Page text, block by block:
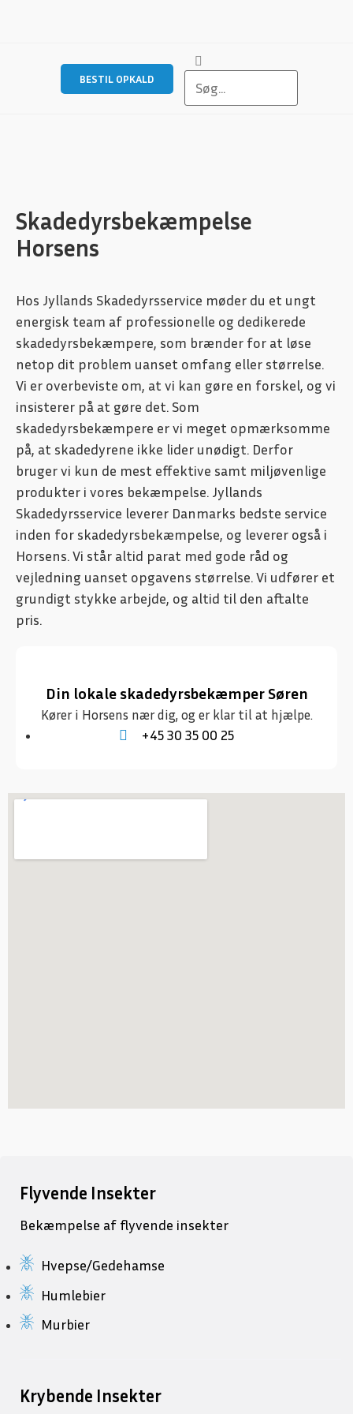
BESTIL OPKALD
Skadedyrsbekæmpelse
Horsens
Hos Jyllands Skadedyrsservice møder du et ungt
energisk team af professionelle og dedikerede
skadedyrsbekæmpere, som brænder for at løse
netop dit problem uanset omfang eller størrelse.
Vi er overbeviste om, at vi kan gøre en forskel, og vi
insisterer på at gøre det. Som
skadedyrsbekæmpere er vi meget opmærksomme
på, at skadedyrene ikke lider unødigt. Derfor
bruger vi kun de mest effektive samt miljøvenlige
produkter i vores bekæmpelse. Jyllands
Skadedyrsservice leverer Danmarks bedste service
inden for skadedyrsbekæmpelse, og leverer også i
Horsens. Vi står altid parat med gode råd og
vejledning uanset opgavens størrelse. Vi udfører et
grundigt stykke arbejde, og altid til den aftalte
pris.
Din lokale skadedyrsbekæmper Søren
Kører i Horsens nær dig, og er klar til at hjælpe.
+45 30 35 00 25
Flyvende Insekter
Bekæmpelse af flyvende insekter
Hvepse/Gedehamse
Humlebier
Murbier
Krybende Insekter